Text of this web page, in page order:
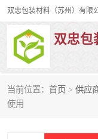
双忠包
当前位置： 首页 > 供应
使用打孔缠绕膜
裹包网兜